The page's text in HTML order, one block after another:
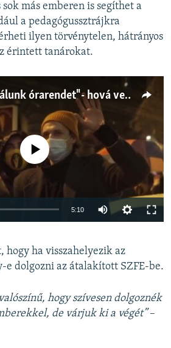
más emberen is segíthet a
a pedagógussztrájkra
ilyen törvénytelen, hátrányos
érintett tanárokat.
"Magunknak csinálunk órarendet" - hová vezet a vészkijárat?
nincs elérhető tartalom
5:10
hogy ha visszahelyezik az
e dolgozni az átalakított SZFE-be.
hogy szívesen dolgoznék
de várjuk ki a végét”–